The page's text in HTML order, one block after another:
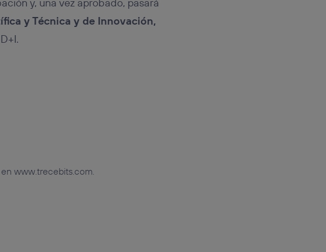
y, una vez aprobado, pasará
y Técnica y de Innovación,
www.trecebits.com.